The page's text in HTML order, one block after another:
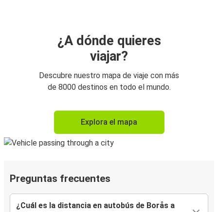
¿A dónde quieres
viajar?
Descubre nuestro mapa de viaje con más
de 8000 destinos en todo el mundo.
Explora el mapa
Preguntas frecuentes
¿Cuál es la distancia en autobús de Borås a